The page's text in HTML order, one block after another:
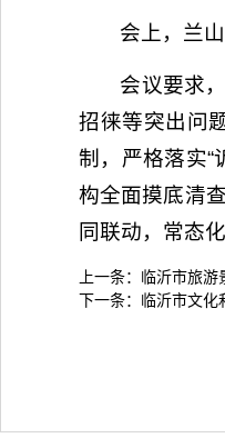
会上，兰
会议要求
招徕等突出问
制，严格落实“
构全面摸底清
同联动，常态
上一条： 临沂市旅游
下一条： 临沂市文化